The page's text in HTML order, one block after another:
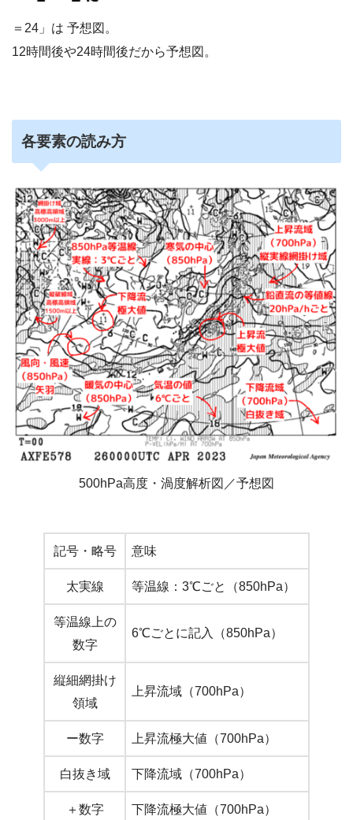
＝24」は 予想図。
12時間後や24時間後だから予想図。
各要素の読み方
500hPa高度・渦度解析図／予想図
記号・略号 意味
太実線 等温線：3℃ごと（850hPa）
等温線上の
数字
6℃ごとに記入（850hPa）
縦細網掛け
領域
上昇流域（700hPa）
ー数字 上昇流極大値（700hPa）
白抜き域 下降流域（700hPa）
＋数字 下降流極大値（700hPa）